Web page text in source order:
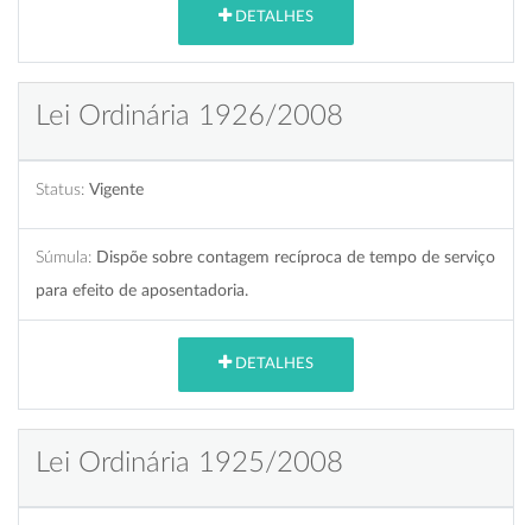
DETALHES
Lei Ordinária 1926/2008
Status: Vigente
Súmula: Dispõe sobre contagem recíproca de tempo de serviço
para efeito de aposentadoria.
DETALHES
Lei Ordinária 1925/2008